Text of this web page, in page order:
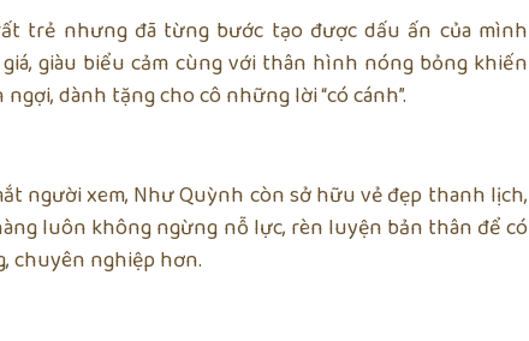
trẻ nhưng đã từng bước tạo được dấu ấn của mình
giàu biểu cảm cùng với thân hình nóng bỏng khiến
dành tặng cho cô những lời “có cánh”.
người xem, Như Quỳnh còn sở hữu vẻ đẹp thanh lịch,
luôn không ngừng nỗ lực, rèn luyện bản thân để có
chuyên nghiệp hơn.